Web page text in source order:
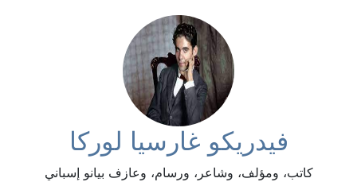
فيدريكو غارسيا لوركا
كاتب، ومؤلف، وشاعر، ورسام، وعازف بيانو إسباني